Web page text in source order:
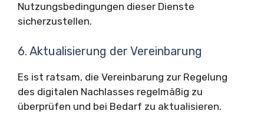
Nutzungsbedingungen dieser Dienste
sicherzustellen.
6. Aktualisierung der Vereinbarung
Es ist ratsam, die Vereinbarung zur Regelung
des digitalen Nachlasses regelmäßig zu
überprüfen und bei Bedarf zu aktualisieren.